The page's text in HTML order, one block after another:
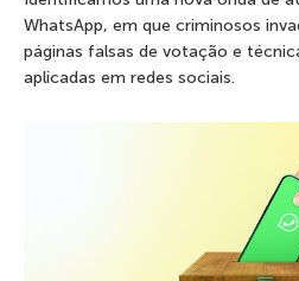
WhatsApp, em que criminosos
páginas falsas de votação e
aplicadas em redes sociais.